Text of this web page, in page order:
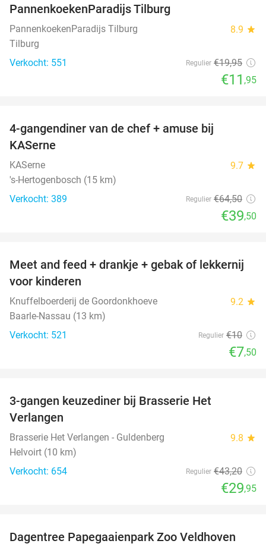
PannenkoekenParadijs Tilburg
PannenkoekenParadijs Tilburg 8.9 star
Tilburg
Verkocht: 551
Regulier €19,95
€11 ,95
4-gangendiner van de chef + amuse bij
KASerne
KASerne 9.7 star
's-Hertogenbosch (15 km)
Verkocht: 389
Regulier €64,50
€39,50
25%
Meet and feed + drankje + gebak of lekkernij
voor kinderen
Knuffelboerderij de Goordonkhoeve 9.2 star
Baarle-Nassau (13 km)
Verkocht: 521
Regulier €10
€7,50
3-gangen keuzediner bij Brasserie Het
Verlangen
Brasserie Het Verlangen - Guldenberg 9.8 star
Helvoirt (10 km)
Verkocht: 654
Regulier €43,20
€29,95
26%
Dagentree Papegaaienpark Zoo Veldhoven